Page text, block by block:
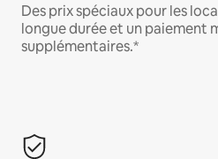
Des prix spéciaux pour les
longue durée et un paiement
supplémentaires.*